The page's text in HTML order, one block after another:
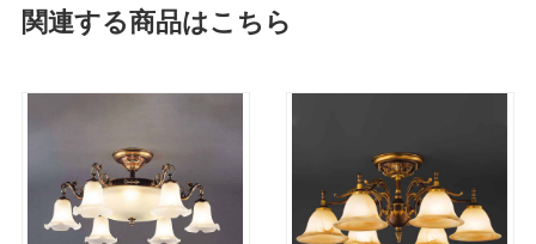
関連する商品はこちら